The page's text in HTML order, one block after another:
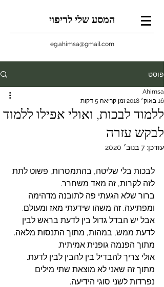
המסע שלי לריפוי
eg.ahimsa@gmail.com
פוסט
ללמוד לבכות, ואולי אפילו ללמוד
לבקש עזרה
Ahimsa
16 באוק׳ 2018
זמן קריאה 5 דקות
עודכן: 7 בנוב׳ 2020
לבכות בלי שליטה, בהתמסרות, פשוט לתת
לזה לקרות, זה מאד משחרר.
ברור שלא הגעתי פה לתובנה מדהימה
ומפתיעה. זה משהו שידעתי מאז ומעולם.
אבל יש הבדל גדול בין לדעת בראש לבין
לדעת ממש, במהות, מתוך התנסות מלאה.
מתוך הפנמה גופנית אמיתית.
אולי צריך להבדיל בין להבין לבין לדעת.
מתוך זה שאני לא מוצאת שתי מילים
נפרדות לשני סוגי הידיעה.